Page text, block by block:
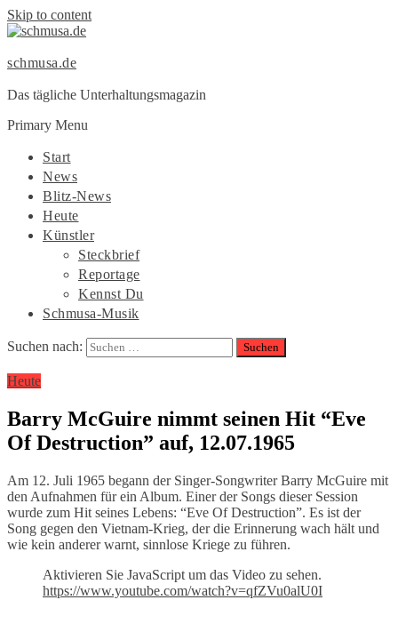
Skip to content
schmusa.de
Das tägliche Unterhaltungsmagazin
Primary Menu
Start
News
Blitz-News
Heute
Künstler
Steckbrief
Reportage
Kennst Du
Schmusa-Musik
Suchen nach:
Heute
Barry McGuire nimmt seinen Hit “Eve
Of Destruction” auf, 12.07.1965
Am 12. Juli 1965 begann der Singer-Songwriter Barry McGuire mit
den Aufnahmen für ein Album. Einer der Songs dieser Session
wurde zum Hit seines Lebens: “Eve Of Destruction”. Es ist der
Song gegen den Vietnam-Krieg, der die Erinnerung wach hält und
wie kein anderer warnt, sinnlose Kriege zu führen.
Aktivieren Sie JavaScript um das Video zu sehen.
https://www.youtube.com/watch?v=qfZVu0alU0I